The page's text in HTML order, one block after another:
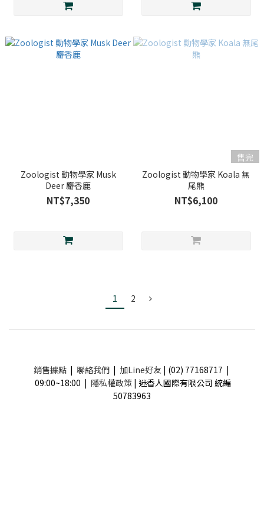
Zoologist 動物學家 Musk
Deer 麝香鹿
NT$7,350
售完
Zoologist 動物學家 Koala 無
尾熊
NT$6,100
1 2
銷售據點| 聯絡我們| 加Line好友 | (02) 77168717 |
09:00~18:00 | 隱私權政策 | 迷香人國際有限公司 統編
50783963